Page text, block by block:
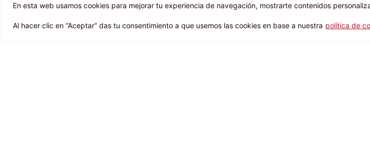
En esta web usamos cookies para mejorar tu experiencia de navegación, mostrarte contenidos
Al hacer clic en “Aceptar” das tu consentimiento a que usemos las cookies en base a nuestra política de